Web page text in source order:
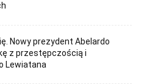
Nowy prezydent Abelardo
z przestępczością i
Lewiatana